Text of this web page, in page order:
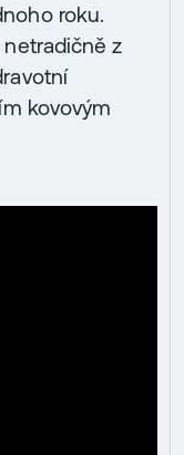
roku.
z
kovovým